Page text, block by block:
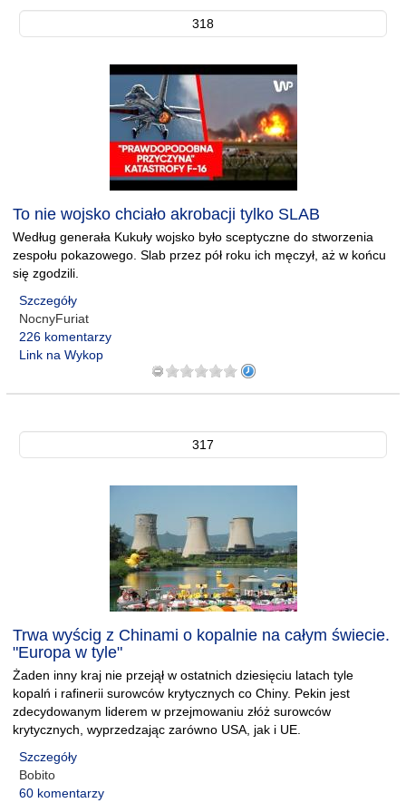
318
To nie wojsko chciało akrobacji tylko SLAB
Według generała Kukuły wojsko było sceptyczne do stworzenia
zespołu pokazowego. Slab przez pół roku ich męczył, aż w końcu
się zgodzili.
Szczegóły
NocnyFuriat
226 komentarzy
Link na Wykop
317
Trwa wyścig z Chinami o kopalnie na całym świecie.
"Europa w tyle"
Żaden inny kraj nie przejął w ostatnich dziesięciu latach tyle
kopalń i rafinerii surowców krytycznych co Chiny. Pekin jest
zdecydowanym liderem w przejmowaniu złóż surowców
krytycznych, wyprzedzając zarówno USA, jak i UE.
Szczegóły
Bobito
60 komentarzy